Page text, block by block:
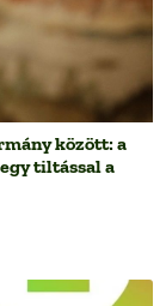
között: a
tiltással a